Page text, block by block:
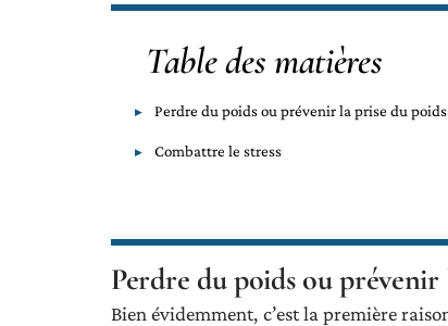
Table des matières
Perdre du poids ou prévenir la prise du poids
Combattre le stress
Perdre du poids ou
Bien évidemment, c’est la première